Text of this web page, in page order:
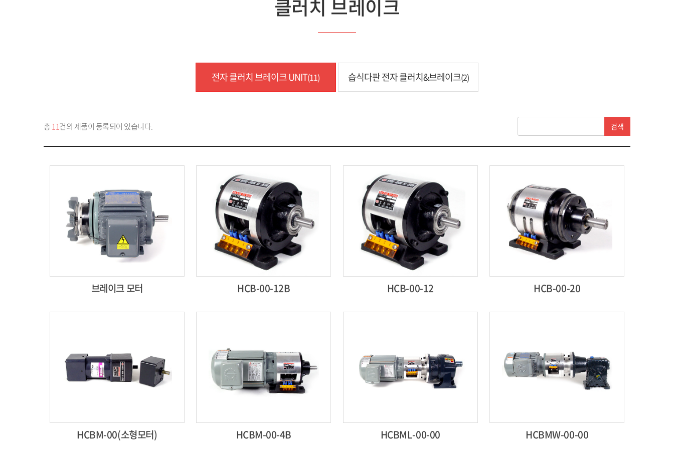
클러치 브레이크
전자 클러치 브레이크 UNIT(11) 습식다판 전자 클러치&브레이크(2)
총11건의 제품이 등록되어 있습니다. 검색
브레이크 모터 HCB-00-12B HCB-00-12 HCB-00-20
HCBM-00(소형모터) HCBM-00-4B HCBML-00-00 HCBMW-00-00